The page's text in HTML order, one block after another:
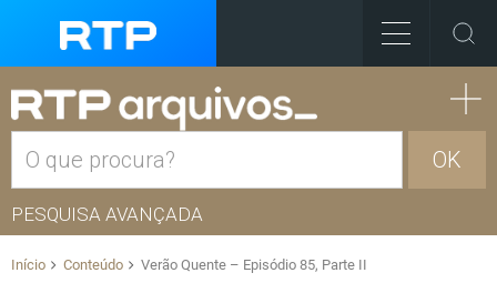
OK
PESQUISA AVANÇADA
Início Conteúdo Verão Quente – Episódio 85, Parte II